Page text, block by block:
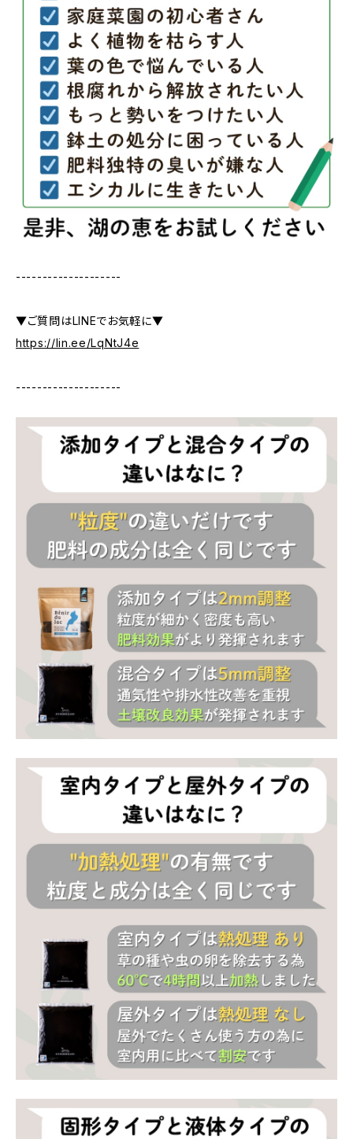
--------------------
▼ご質問はLINEでお気軽に▼
https://lin.ee/LqNtJ4e
--------------------